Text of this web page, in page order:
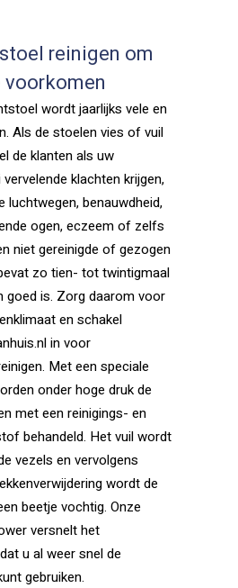
reinigen om
wordt jaarlijks vele en
Als de stoelen vies of vuil
de klanten als uw
klachten krijgen,
luchtwegen, benauwdheid,
ogen, eczeem of zelfs
niet gereinigde of gezogen
zo tien- tot twintigmaal
goed is. Zorg daarom voor
en schakel
in voor
Met een speciale
onder hoge druk de
met een reinigings- en
behandeld. Het vuil wordt
vezels en vervolgens
wordt de
beetje vochtig. Onze
versnelt het
u al weer snel de
gebruiken.